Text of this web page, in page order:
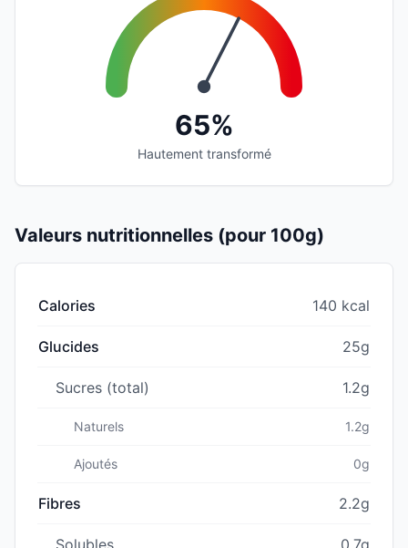
65%
Hautement transformé
Valeurs nutritionnelles (pour 100g)
Calories 140 kcal
Glucides 25g
Sucres (total) 1.2g
Naturels 1.2g
Ajoutés 0g
Fibres 2.2g
Solubles 0.7g